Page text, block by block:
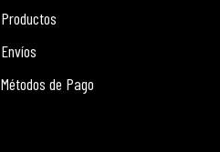
Productos
Envíos
Métodos de Pago